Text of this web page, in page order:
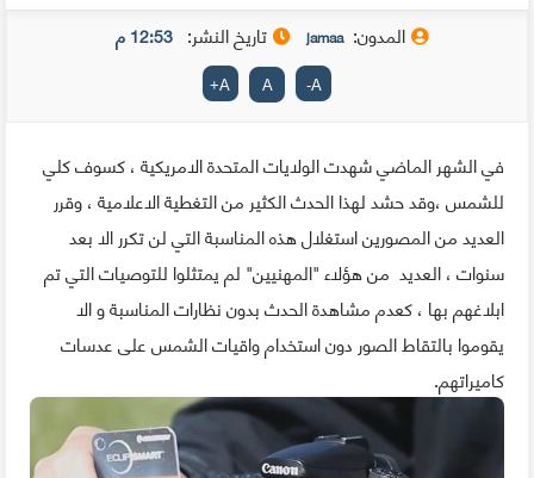
المدون: jamaa تاريخ النشر: 12:53 م
A
-
A
A
+
في الشهر الماضي شهدت الولايات المتحدة الامريكية ، كسوف كلي
للشمس ،وقد حشد لهذا الحدث الكثير من التغطية الاعلامية ، وقرر
العديد من المصورين استغلال هذه المناسبة التي لن تكرر الا بعد
سنوات ، العديد من هؤلاء "المهنيين" لم يمتثلوا للتوصيات التي تم
ابلاغهم بها ، كعدم مشاهدة الحدث بدون نظارات المناسبة و الا
يقوموا بالتقاط الصور دون استخدام واقيات الشمس على عدسات
كاميراتهم.